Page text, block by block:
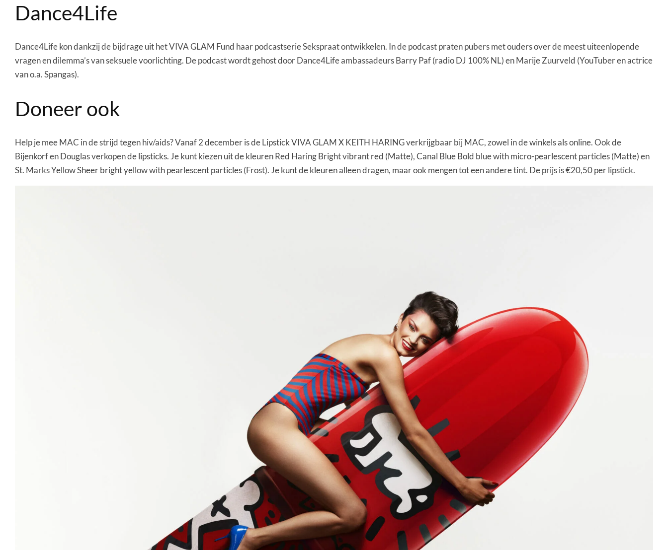
Dance4Life
Dance4Life kon dankzij de bijdrage uit het VIVA GLAM Fund haar podcastserie Sekspraat ontwikkelen. In de podcast praten pubers met ouders over de meest uiteenlopende
vragen en dilemma’s van seksuele voorlichting. De podcast wordt gehost door Dance4Life ambassadeurs Barry Paf (radio DJ 100% NL) en Marije Zuurveld (YouTuber en actrice
van o.a. Spangas).
Doneer ook
Help je mee MAC in de strijd tegen hiv/aids? Vanaf 2 december is de Lipstick VIVA GLAM X KEITH HARING verkrijgbaar bij MAC, zowel in de winkels als online. Ook de
Bijenkorf en Douglas verkopen de lipsticks. Je kunt kiezen uit de kleuren Red Haring Bright vibrant red (Matte), Canal Blue Bold blue with micro-pearlescent particles (Matte) en
St. Marks Yellow Sheer bright yellow with pearlescent particles (Frost). Je kunt de kleuren alleen dragen, maar ook mengen tot een andere tint. De prijs is €20,50 per lipstick.